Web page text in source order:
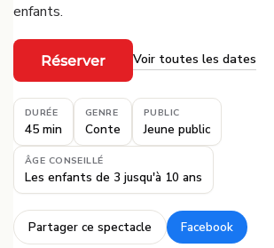
enfants.
Réserver Voir toutes les dates
DURÉE
45 min
GENRE
Conte
PUBLIC
Jeune public
ÂGE CONSEILLÉ
Les enfants de 3 jusqu'à 10 ans
Partager ce spectacle
·
Facebook